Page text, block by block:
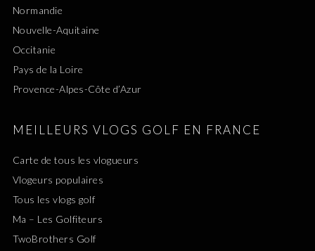
Normandie
Nouvelle-Aquitaine
Occitanie
Pays de la Loire
Provence-Alpes-Côte d’Azur
MEILLEURS VLOGS GOLF EN FRANCE
Carte de tous les vlogueurs
Vlogeurs populaires
Tous les vlogs golf
Ma – Les Golfiteurs
TwoBrothers Golf